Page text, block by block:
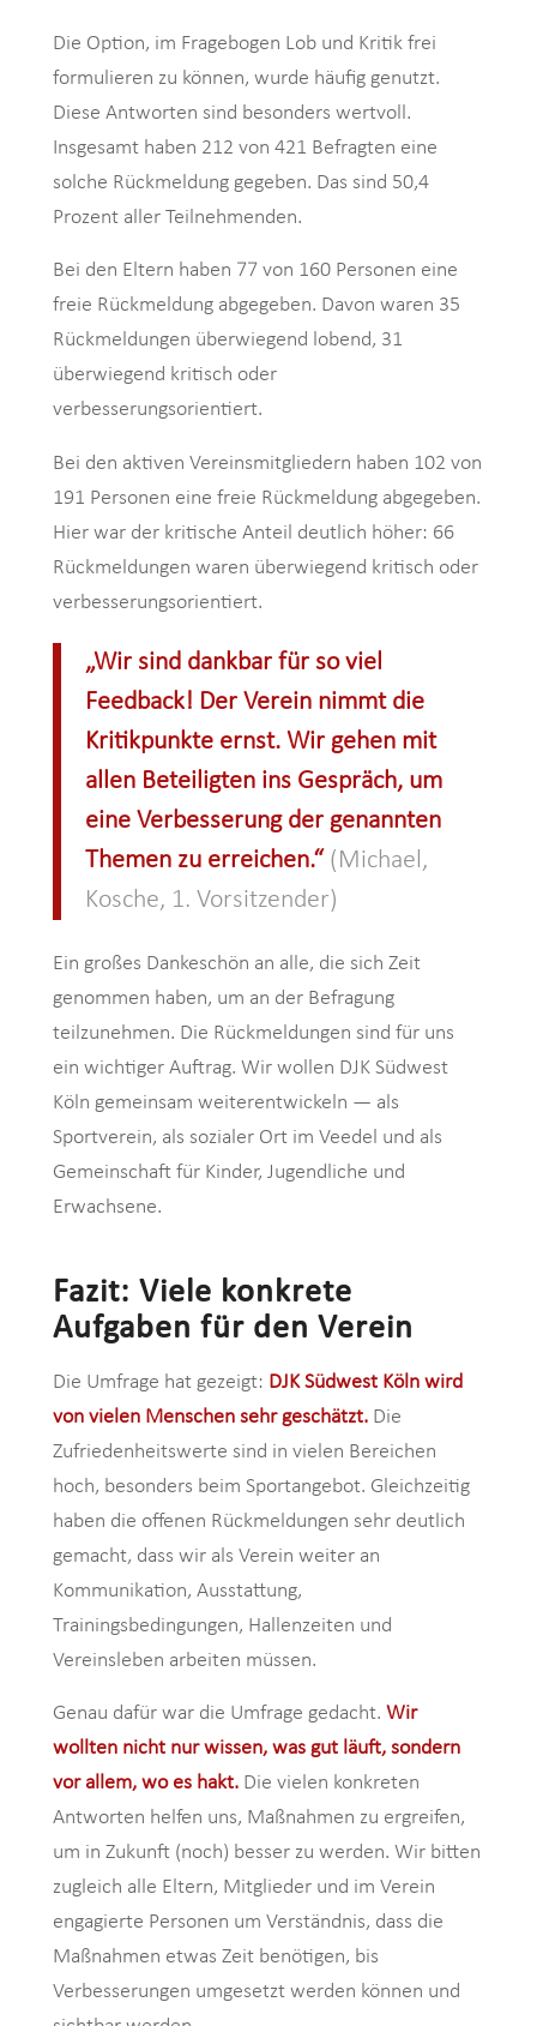
Die Option, im Fragebogen Lob und Kritik frei
formulieren zu können, wurde häufig genutzt.
Diese Antworten sind besonders wertvoll.
Insgesamt haben 212 von 421 Befragten eine
solche Rückmeldung gegeben. Das sind 50,4
Prozent aller Teilnehmenden.
Bei den Eltern haben 77 von 160 Personen eine
freie Rückmeldung abgegeben. Davon waren 35
Rückmeldungen überwiegend lobend, 31
überwiegend kritisch oder
verbesserungsorientiert.
Bei den aktiven Vereinsmitgliedern haben 102 von
191 Personen eine freie Rückmeldung abgegeben.
Hier war der kritische Anteil deutlich höher: 66
Rückmeldungen waren überwiegend kritisch oder
verbesserungsorientiert.
„Wir sind dankbar für so viel
Feedback! Der Verein nimmt die
Kritikpunkte ernst. Wir gehen mit
allen Beteiligten ins Gespräch, um
eine Verbesserung der genannten
Themen zu erreichen.“ (Michael,
Kosche, 1. Vorsitzender)
Ein großes Dankeschön an alle, die sich Zeit
genommen haben, um an der Befragung
teilzunehmen. Die Rückmeldungen sind für uns
ein wichtiger Auftrag. Wir wollen DJK Südwest
Köln gemeinsam weiterentwickeln — als
Sportverein, als sozialer Ort im Veedel und als
Gemeinschaft für Kinder, Jugendliche und
Erwachsene.
Fazit: Viele konkrete
Aufgaben für den Verein
Die Umfrage hat gezeigt: DJK Südwest Köln wird
von vielen Menschen sehr geschätzt.Die
Zufriedenheitswerte sind in vielen Bereichen
hoch, besonders beim Sportangebot. Gleichzeitig
haben die offenen Rückmeldungen sehr deutlich
gemacht, dass wir als Verein weiter an
Kommunikation, Ausstattung,
Trainingsbedingungen, Hallenzeiten und
Vereinsleben arbeiten müssen.
Genau dafür war die Umfrage gedacht. Wir
wollten nicht nur wissen, was gut läuft, sondern
vor allem, wo es hakt. Die vielen konkreten
Antworten helfen uns, Maßnahmen zu ergreifen,
um in Zukunft (noch) besser zu werden. Wir bitten
zugleich alle Eltern, Mitglieder und im Verein
engagierte Personen um Verständnis, dass die
Maßnahmen etwas Zeit benötigen, bis
Verbesserungen umgesetzt werden können und